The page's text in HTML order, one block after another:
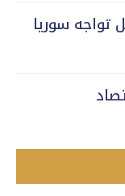
تواجه سوريا